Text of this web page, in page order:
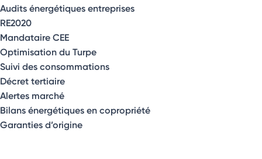
Audits énergétiques entreprises
RE2020
Mandataire CEE
Optimisation du Turpe
Suivi des consommations
Décret tertiaire
Alertes marché
Bilans énergétiques en copropriété
Garanties d’origine